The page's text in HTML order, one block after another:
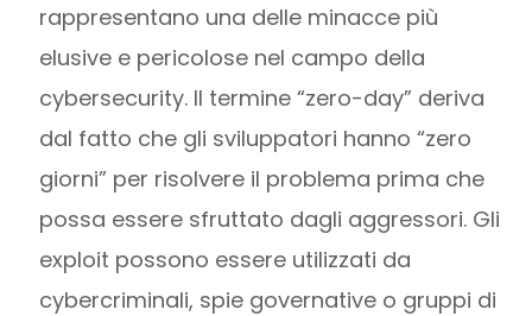
rappresentano una delle minacce più
elusive e pericolose nel campo della
cybersecurity. Il termine “zero-day” deriva
dal fatto che gli sviluppatori hanno “zero
giorni” per risolvere il problema prima che
possa essere sfruttato dagli aggressori. Gli
exploit possono essere utilizzati da
cybercriminali, spie governative o gruppi di